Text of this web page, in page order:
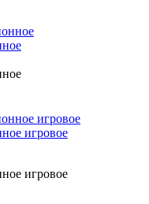
игровое
игровое